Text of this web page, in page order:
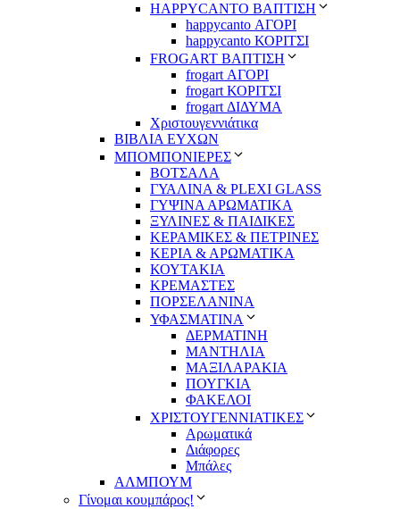
HAPPYCANTO ΒΑΠΤΙΣΗ
happycanto ΑΓΟΡΙ
happycanto ΚΟΡΙΤΣΙ
FROGART ΒΑΠΤΙΣΗ
frogart ΑΓΟΡΙ
frogart ΚΟΡΙΤΣΙ
frogart ΔΙΔΥΜΑ
Χριστουγεννιάτικα
ΒΙΒΛΙΑ ΕΥΧΩΝ
ΜΠΟΜΠΟΝΙΕΡΕΣ
ΒΟΤΣΑΛΑ
ΓΥΑΛΙΝΑ & PLEXI GLASS
ΓΥΨΙΝΑ ΑΡΩΜΑΤΙΚΑ
ΞΥΛΙΝΕΣ & ΠΑΙΔΙΚΕΣ
ΚΕΡΑΜΙΚΕΣ & ΠΕΤΡΙΝΕΣ
ΚΕΡΙΑ & ΑΡΩΜΑΤΙΚΑ
ΚΟΥΤΑΚΙΑ
ΚΡΕΜΑΣΤΕΣ
ΠΟΡΣΕΛΑΝΙΝΑ
ΥΦΑΣΜΑΤΙΝA
ΔΕΡΜΑΤΙΝΗ
ΜΑΝΤΗΛΙΑ
ΜΑΞΙΛΑΡΑΚΙΑ
ΠΟΥΓΚΙΑ
ΦΑΚΕΛΟΙ
ΧΡΙΣΤΟΥΓΕΝΝΙΑΤΙΚΕΣ
Αρωματικά
Διάφορες
Μπάλες
ΑΛΜΠΟΥΜ
Γίνομαι κουμπάρος!